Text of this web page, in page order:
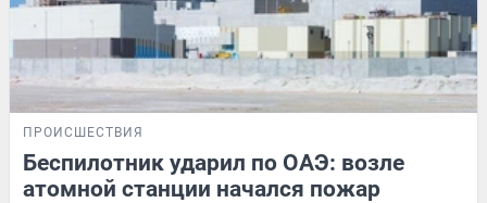
ПРОИСШЕСТВИЯ
Беспилотник ударил по ОАЭ: возле
атомной станции начался пожар